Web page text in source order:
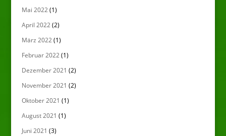
Mai 2022(1)
April 2022(2)
März 2022(1)
Februar 2022(1)
Dezember 2021 (2)
November 2021 (2)
Oktober 2021 (1)
August 2021 (1)
Juni 2021 (3)